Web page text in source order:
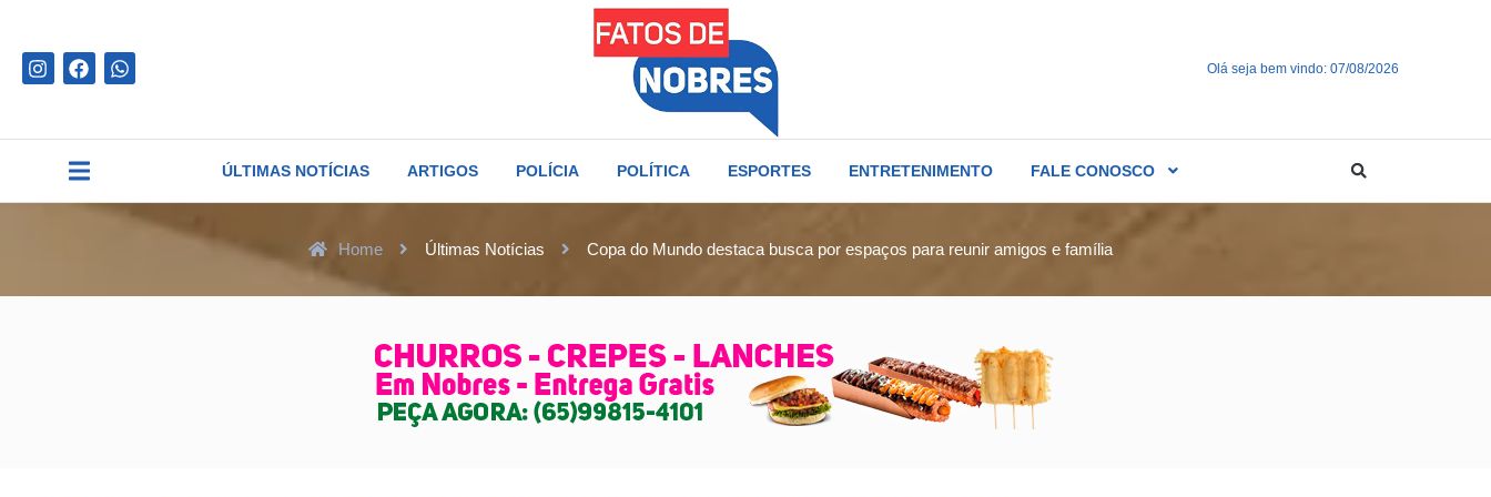
Olá seja bem vindo: 07/08/2026
ÚLTIMAS NOTÍCIAS ARTIGOS POLÍCIA POLÍTICA ESPORTES ENTRETENIMENTO FALE CONOSCO
Home Últimas Notícias Copa do Mundo destaca busca por espaços para reunir amigos e família